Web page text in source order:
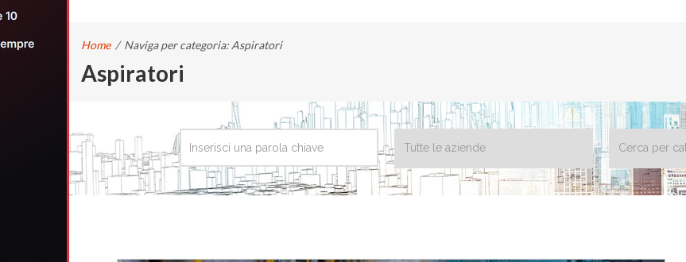
Home / Naviga per categoria: Aspiratori
Aspiratori